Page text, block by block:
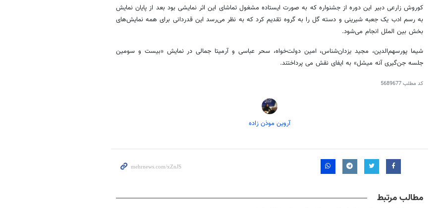
کوروش زارعی دبیر این دوره از جشنواره که به صورت ایستاده مشغول تماشای این اثر نمایشی بود بعد از پایان نمایش
به رسم ادب یک جعبه شیرینی و دسته گل را به گروه تقدیم کرد که به نظر می‌رسد این قدردانی برای همه نمایش‌های
بخش بین الملل انجام می‌شود.
شیما پورسهم‌الدین، مجید یزدان‌شناس، امین دولت‌خواه، سحر عباسی و آرمیتا جمالی در نمایش «بیست و سومین
جلسه جن‌گیری آنه میشل» به ایفای نقش می پرداختند.
کد مطلب5689677
آروین موذن زاده
مطالب مرتبط